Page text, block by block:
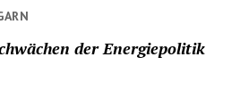
der Energiepolitik